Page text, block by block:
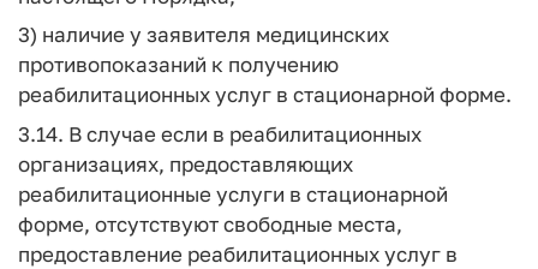
3) наличие у заявителя медицинских
противопоказаний к получению
реабилитационных услуг в стационарной форме.
3.14. В случае если в реабилитационных
организациях, предоставляющих
реабилитационные услуги в стационарной
форме, отсутствуют свободные места,
предоставление реабилитационных услуг в